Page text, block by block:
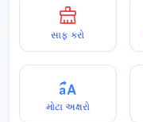
સાફ કરો
મોટા અક્ષરો